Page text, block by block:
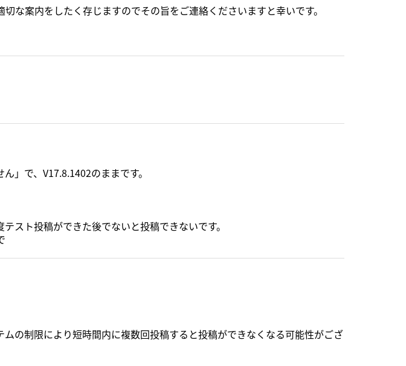
な案内をしたく存じますのでその旨をご連絡くださいますと幸いです。
」で、V17.8.1402のままです。
スト投稿ができた後でないと投稿できないです。
の制限により短時間内に複数回投稿すると投稿ができなくなる可能性がござ